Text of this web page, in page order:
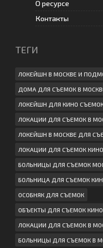
О ресурсе
Контакты
ТЕГИ
ЛОКЕЙШН В МОСКВЕ И
ДОМА ДЛЯ СЪЕМОК В
ЛОКЕЙШН ДЛЯ КИНО
ЛОКАЦИИ ДЛЯ СЪЕМОК В
ЛОКЕЙШН В МОСКВЕ ДЛЯ
ЛОКАЦИИ ДЛЯ СЪЕМОК
БОЛЬНИЦЫ ДЛЯ СЪЕМОК
БОЛЬНИЦА ДЛЯ СЪЕМОК
ОСОБНЯК ДЛЯ СЪЕМОК
ОБЪЕКТЫ ДЛЯ СЪЕМОК
ЛОКАЦИИ ДЛЯ СЪЕМОК В
БОЛЬНИЦЫ ДЛЯ СЪЕМОК В